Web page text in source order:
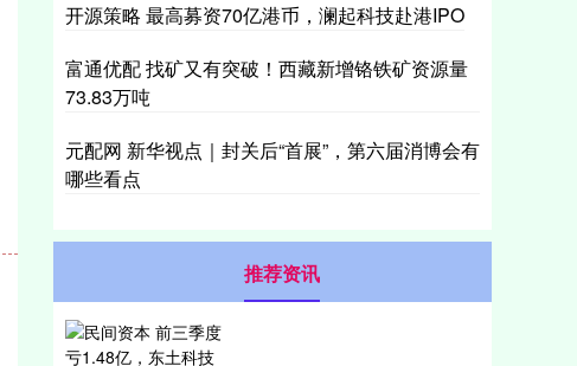
开源策略 最高募资70亿港币，澜起科技赴港IPO
富通优配 找矿又有突破！西藏新增铬铁矿资源量
73.83万吨
元配网 新华视点｜封关后“首展”，第六届消博会有
哪些看点
推荐资讯